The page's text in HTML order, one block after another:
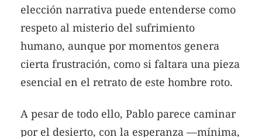
elección narrativa puede entenderse como
respeto al misterio del sufrimiento
humano, aunque por momentos genera
cierta frustración, como si faltara una pieza
esencial en el retrato de este hombre roto.
A pesar de todo ello, Pablo parece caminar
por el desierto, con la esperanza —mínima,